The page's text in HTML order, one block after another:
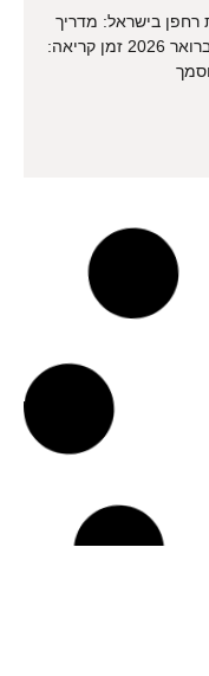
בישראל: מדריך
עומק למטיס המקצועי כתב: צוות efly פברואר 2026 זמן קריאה: